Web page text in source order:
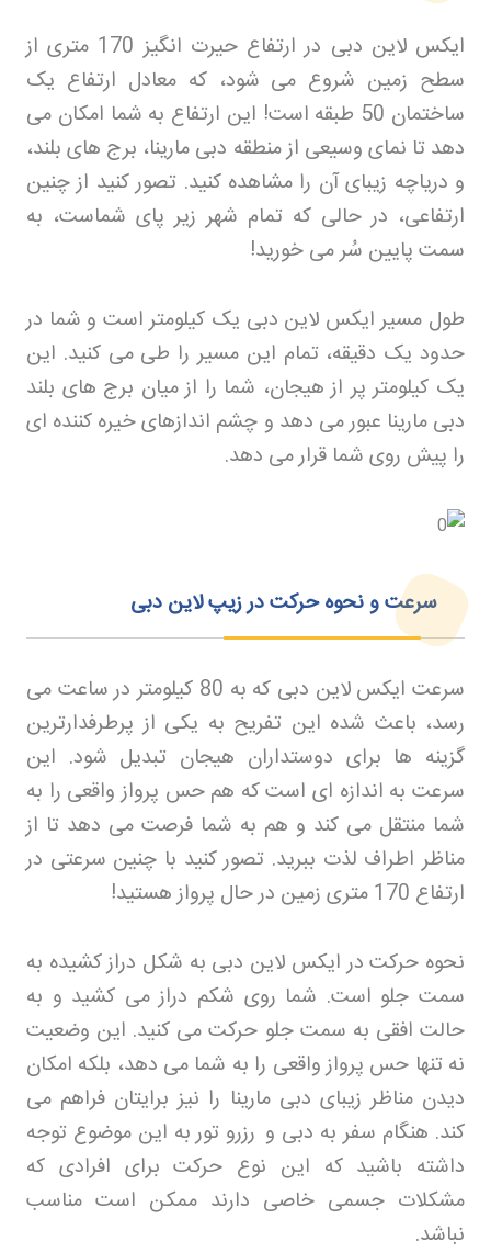
ایکس لاین دبی در ارتفاع حیرت انگیز 170 متری از
سطح زمین شروع می شود، که معادل ارتفاع یک
ساختمان 50 طبقه است! این ارتفاع به شما امکان می
دهد تا نمای وسیعی از منطقه دبی مارینا، برج های بلند،
و دریاچه زیبای آن را مشاهده کنید. تصور کنید از چنین
ارتفاعی، در حالی که تمام شهر زیر پای شماست، به
سمت پایین سُر می خورید!
طول مسیر ایکس لاین دبی یک کیلومتر است و شما در
حدود یک دقیقه، تمام این مسیر را طی می کنید. این
یک کیلومتر پر از هیجان، شما را از میان برج های بلند
دبی مارینا عبور می دهد و چشم اندازهای خیره کننده ای
را پیش روی شما قرار می دهد.
سرعت و نحوه حرکت در زیپ لاین دبی
سرعت ایکس لاین دبی که به 80 کیلومتر در ساعت می
رسد، باعث شده این تفریح به یکی از پرطرفدارترین
گزینه ها برای دوستداران هیجان تبدیل شود. این
سرعت به اندازه ای است که هم حس پرواز واقعی را به
شما منتقل می کند و هم به شما فرصت می دهد تا از
مناظر اطراف لذت ببرید. تصور کنید با چنین سرعتی در
ارتفاع 170 متری زمین در حال پرواز هستید
!
نحوه حرکت در ایکس لاین دبی به شکل دراز کشیده به
سمت جلو است. شما روی شکم دراز می کشید و به
حالت افقی به سمت جلو حرکت می کنید. این وضعیت
نه تنها حس پرواز واقعی را به شما می دهد، بلکه امکان
دیدن مناظر زیبای دبی مارینا را نیز برایتان فراهم می
کند. هنگام سفر به دبی و رزرو توربه این موضوع توجه
داشته باشید که این نوع حرکت برای افرادی که
مشکلات جسمی خاصی دارند ممکن است مناسب
نباشد.